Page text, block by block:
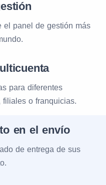
el panel de gestión más
para diferentes
filiales o franquicias.
en el envío
de entrega de sus